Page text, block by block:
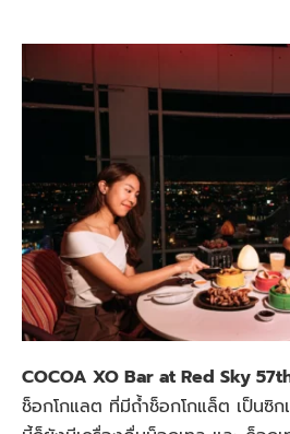
COCOA XO Bar at Red Sky
ช็อกโกแลต ที่มีถ้ำช็อกโกแล็ต เป็นซิ